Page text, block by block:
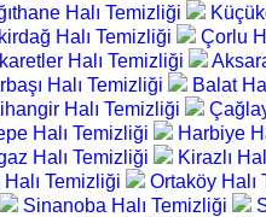
Halı Temizliği
Halı Temizliği Çorlu
Halı Temizliği
Halı Temizliği
Balat
Halı Temizliği
Halı Temizliği Harbiye
Halı Temizliği Kirazlı
Temizliği Ortaköy Halı
Sinanoba Halı Temizliği